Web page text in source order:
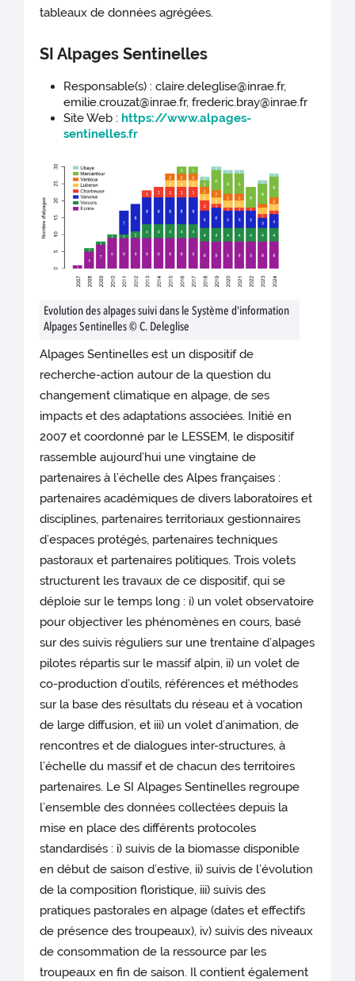
tableaux de données agrégées.
SI Alpages Sentinelles
Responsable(s) : claire.deleglise@inrae.fr,
emilie.crouzat@inrae.fr, frederic.bray@inrae.fr
Site Web : https://www.alpages-
sentinelles.fr
Evolution des alpages suivi dans le Système d'information
Alpages Sentinelles © C. Deleglise
Alpages Sentinelles est un dispositif de
recherche-action autour de la question du
changement climatique en alpage, de ses
impacts et des adaptations associées. Initié en
2007 et coordonné par le LESSEM, le dispositif
rassemble aujourd’hui une vingtaine de
partenaires à l’échelle des Alpes françaises :
partenaires académiques de divers laboratoires et
disciplines, partenaires territoriaux gestionnaires
d’espaces protégés, partenaires techniques
pastoraux et partenaires politiques. Trois volets
structurent les travaux de ce dispositif, qui se
déploie sur le temps long : i) un volet observatoire
pour objectiver les phénomènes en cours, basé
sur des suivis réguliers sur une trentaine d’alpages
pilotes répartis sur le massif alpin, ii) un volet de
co-production d’outils, références et méthodes
sur la base des résultats du réseau et à vocation
de large diffusion, et iii) un volet d’animation, de
rencontres et de dialogues inter-structures, à
l’échelle du massif et de chacun des territoires
partenaires. Le SI Alpages Sentinelles regroupe
l’ensemble des données collectées depuis la
mise en place des différents protocoles
standardisés : i) suivis de la biomasse disponible
en début de saison d’estive, ii) suivis de l’évolution
de la composition floristique, iii) suivis des
pratiques pastorales en alpage (dates et effectifs
de présence des troupeaux), iv) suivis des niveaux
de consommation de la ressource par les
troupeaux en fin de saison. Il contient également